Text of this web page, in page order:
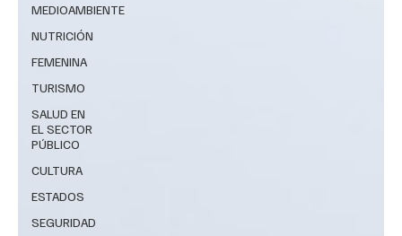
MEDIOAMBIENTE
NUTRICIÓN
FEMENINA
TURISMO
SALUD EN
EL SECTOR
PÚBLICO
CULTURA
ESTADOS
SEGURIDAD